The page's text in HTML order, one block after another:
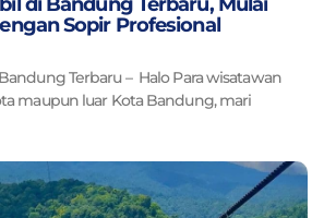
Sopir Profesional
Terbaru – Halo Para wisatawan
maupun luar Kota Bandung, mari